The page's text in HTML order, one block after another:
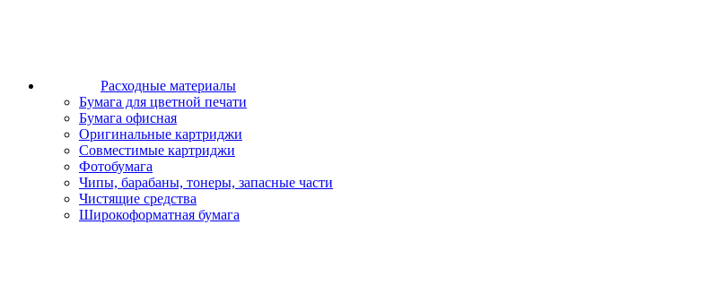
Расходные материалы
Бумага для цветной печати
Бумага офисная
Оригинальные картриджи
Совместимые картриджи
Фотобумага
Чипы, барабаны, тонеры, запасные части
Чистящие средства
Широкоформатная бумага